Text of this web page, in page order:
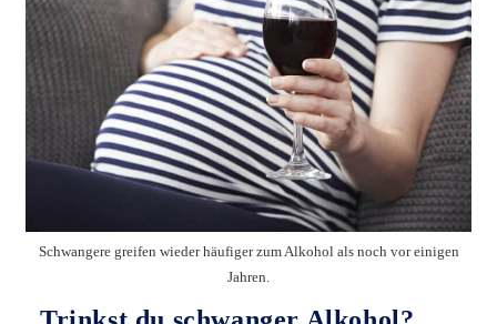
Schwangere greifen wieder häufiger zum Alkohol als noch vor einigen
Jahren.